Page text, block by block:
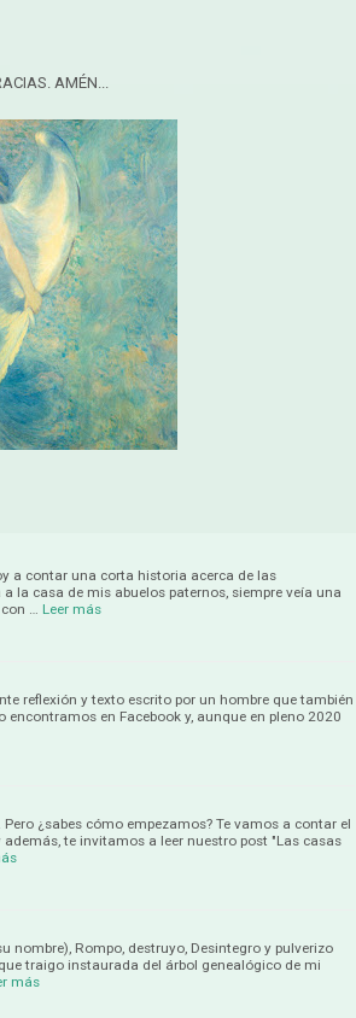
AMÉN...
a contar una corta historia acerca de las
la casa de mis abuelos paternos, siempre veía una
…
Leer más
reflexión y texto escrito por un hombre que también
en Facebook y, aunque en pleno 2020
¿sabes cómo empezamos? Te vamos a contar el
te invitamos a leer nuestro post "Las casas
nombre), Rompo, destruyo, Desintegro y pulverizo
traigo instaurada del árbol genealógico de mi
más